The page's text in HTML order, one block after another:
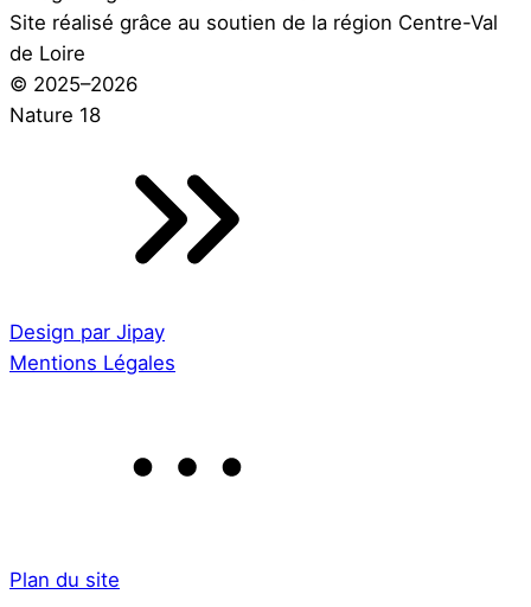
Site réalisé grâce au soutien de la région Centre-Val
de Loire
© 2025–2026
Nature 18
Design par Jipay
Mentions Légales
Plan du site